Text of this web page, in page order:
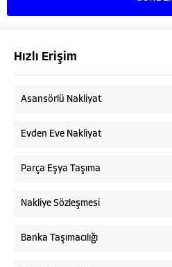
Hızlı Erişim
Asansörlü Nakliyat
Evden Eve Nakliyat
Parça Eşya Taşıma
Nakliye Sözleşmesi
Banka Taşımacılığı